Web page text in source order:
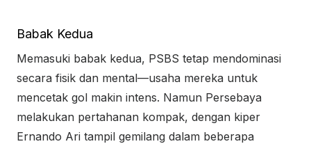
Babak Kedua
Memasuki babak kedua, PSBS tetap mendominasi
secara fisik dan mental—usaha mereka untuk
mencetak gol makin intens. Namun Persebaya
melakukan pertahanan kompak, dengan kiper
Ernando Ari tampil gemilang dalam beberapa